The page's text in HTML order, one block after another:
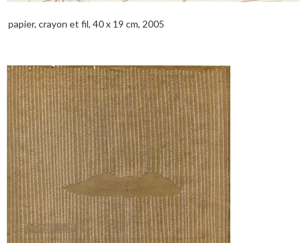
papier, crayon et fil, 40 x 19 cm, 2005